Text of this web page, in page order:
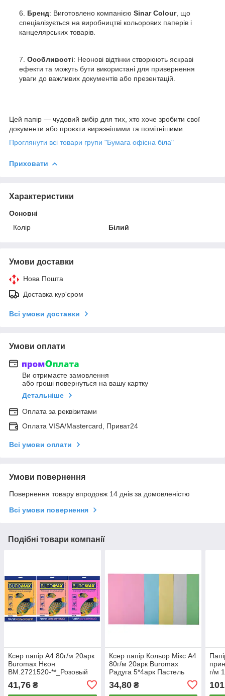
Бренд: Виготовлено компанією Sinar Colour, що
спеціалізується на виробництві кольорових паперів і
канцелярських товарів.
Особливості: Неонові відтінки створюють яскраві
ефекти та можуть бути використані для привернення
уваги до важливих документів або презентацій.
Цей папір — чудовий вибір для тих, хто хоче зробити свої
документи або проєкти виразнішими та помітнішими.
Проглянути всі товари групи "Бумага офісна біла"
Приховати
Характеристики
Основні
Колір
Білий
Умови доставки
Нова Пошта
Доставка кур'єром
Всі умови доставки
Умови оплати
Ви отримаєте замовлення
або гроші повернуться на вашу картку
Детальніше
Оплата за реквізитами
Оплата VISA/Mastercard, Приват24
Всі умови оплати
Умови повернення
Повернення товару впродовж 14 днів за домовленістю
Всі умови повернення
Подібні товари компанії
Ксер папір А4 80г/м 20арк
Buromax Нєон
BM.2721520-**_Розовый
41,76 ₴
Ксер папір Кольор Мікс А4
80г/м 20арк Buromax
Радуга 5*4арк Пастель
34,80₴
г/м